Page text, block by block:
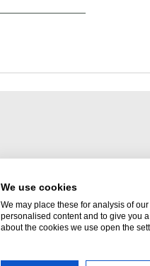
We use cookies
We may place these for analysis of
personalised content and to give you
about the cookies we use open the